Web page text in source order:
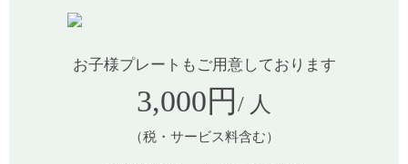
お子様プレートもご用意しております
3,000円 / 人
（税・サービス料含む）